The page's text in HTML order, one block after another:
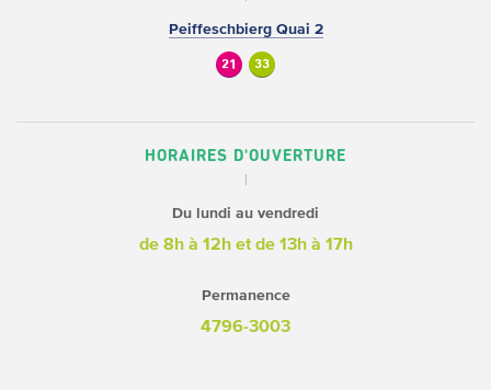
Peiffeschbierg Quai 2
21 33
HORAIRES D'OUVERTURE
Du lundi au vendredi
de 8h à 12het de 13h à 17h
Permanence
4796-3003